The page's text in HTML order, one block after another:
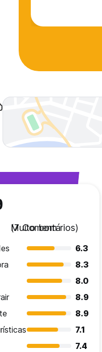
Muito bom
(7 Comentários)
6.3
8.3
8.0
8.9
8.9
7.1
7.4